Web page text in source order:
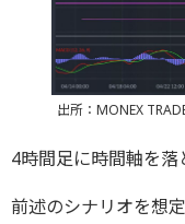
出所：MONEX
4時間足に時間軸を落
前述のシナリオを想